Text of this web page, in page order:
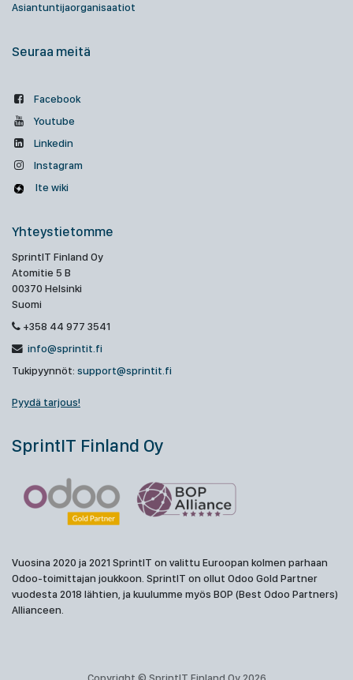
Asiantuntijaorganisaatiot
Seuraa meitä
Facebook
Youtube
Linkedin
Instagram
Ite wiki
Yhteystietomme
SprintIT Finland Oy
Atomitie 5 B
00370 Helsinki
Suomi
+358 44 977 3541
info@sprintit.fi
Tukipyynnöt: support@sprintit.fi
Pyydä tarjous!
SprintIT Finland Oy
Vuosina 2020 ja 2021 SprintIT on valittu Euroopan kolmen parhaan
Odoo-toimittajan joukkoon. SprintIT on ollut Odoo Gold Partner
vuodesta 2018 lähtien, ja kuulumme myös BOP (Best Odoo Partners)
Allianceen.
Copyright © SprintIT Finland Oy 2026